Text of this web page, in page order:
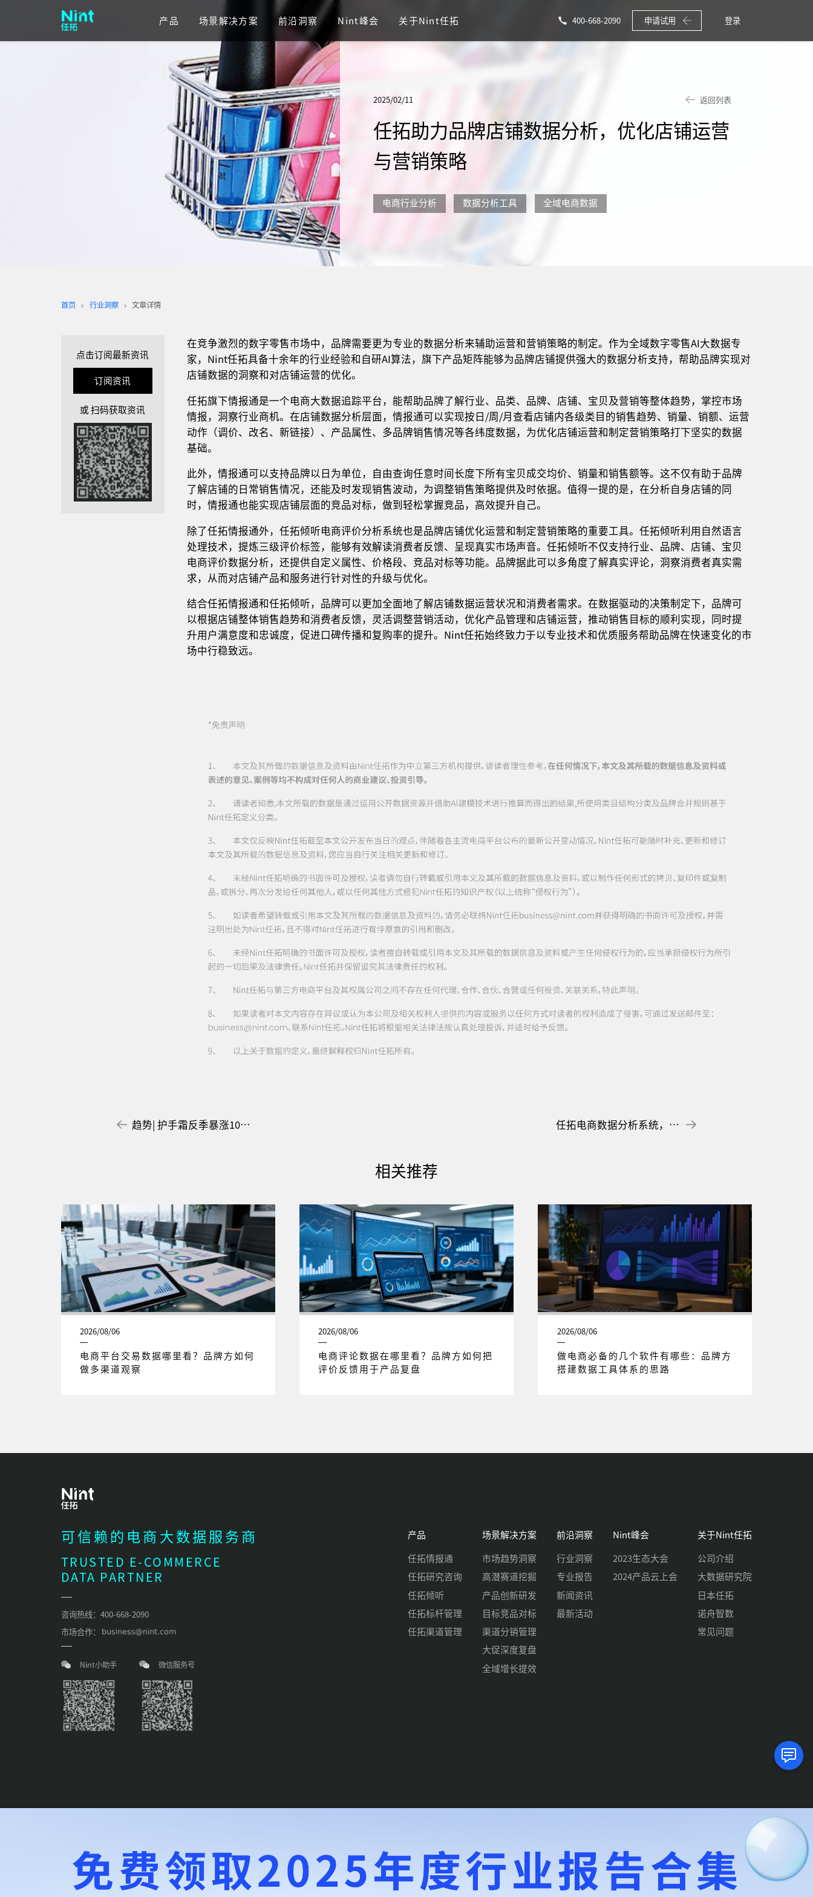
产品 场景解决方案 前沿洞察 Nint峰会 关于Nint任拓 400-668-2090 申请试用 登录
返回列表
2025/02/11
任拓助力品牌店铺数据分析，优化店铺运营
与营销策略
电商行业分析 数据分析工具 全域电商数据
首页 行业洞察 文章详情
点击订阅最新资讯
订阅资讯
或 扫码获取资讯
在竞争激烈的数字零售市场中，品牌需要更为专业的数据分析来辅助运营和营销策略的制定。作为全域数字零售AI大数据专
家，Nint任拓具备十余年的行业经验和自研AI算法，旗下产品矩阵能够为品牌店铺提供强大的数据分析支持，帮助品牌实现对
店铺数据的洞察和对店铺运营的优化。
任拓旗下情报通是一个电商大数据追踪平台，能帮助品牌了解行业、品类、品牌、店铺、宝贝及营销等整体趋势，掌控市场
情报，洞察行业商机。在店铺数据分析层面，情报通可以实现按日/周/月查看店铺内各级类目的销售趋势、销量、销额、运营
动作（调价、改名、新链接）、产品属性、多品牌销售情况等各纬度数据，为优化店铺运营和制定营销策略打下坚实的数据
基础。
此外，情报通可以支持品牌以日为单位，自由查询任意时间长度下所有宝贝成交均价、销量和销售额等。这不仅有助于品牌
了解店铺的日常销售情况，还能及时发现销售波动，为调整销售策略提供及时依据。值得一提的是，在分析自身店铺的同
时，情报通也能实现店铺层面的竞品对标，做到轻松掌握竞品，高效提升自己。
除了任拓情报通外，任拓倾听电商评价分析系统也是品牌店铺优化运营和制定营销策略的重要工具。任拓倾听利用自然语言
处理技术，提炼三级评价标签，能够有效解读消费者反馈、呈现真实市场声音。任拓倾听不仅支持行业、品牌、店铺、宝贝
电商评价数据分析，还提供自定义属性、价格段、竞品对标等功能。品牌据此可以多角度了解真实评论，洞察消费者真实需
求，从而对店铺产品和服务进行针对性的升级与优化。
结合任拓情报通和任拓倾听，品牌可以更加全面地了解店铺数据运营状况和消费者需求。在数据驱动的决策制定下，品牌可
以根据店铺整体销售趋势和消费者反馈，灵活调整营销活动，优化产品管理和店铺运营，推动销售目标的顺利实现，同时提
升用户满意度和忠诚度，促进口碑传播和复购率的提升。Nint任拓始终致力于以专业技术和优质服务帮助品牌在快速变化的市
场中行稳致远。
趋势| 护手霜反季暴涨10%，新的职场社交硬通货来了！ 任拓电商数据分析系统，全域标签“解密”产品场景
相关推荐
2026/08/06
电商平台交易数据哪里看？品牌方如何
做多渠道观察
2026/08/06
电商评论数据在哪里看？品牌方如何把
评价反馈用于产品复盘
2026/08/06
做电商必备的几个软件有哪些：品牌方
搭建数据工具体系的思路
可信赖的电商大数据服务商
TRUSTED E-COMMERCE
DATA PARTNER
咨询热线：400-668-2090
市场合作：
Nint小助手 微信服务号
产品
任拓情报通
任拓研究咨询
任拓倾听
任拓标杆管理
任拓渠道管理
场景解决方案
市场趋势洞察
高潜赛道挖掘
产品创新研发
目标竞品对标
渠道分销管理
大促深度复盘
全域增长提效
前沿洞察
行业洞察
专业报告
新闻资讯
最新活动
Nint峰会
2023生态大会
2024产品云上会
关于Nint任拓
公司介绍
大数据研究院
日本任拓
诺舟智数
常见问题
Copyright © NINT (SHANGHAI) CO. LTD. All Rights Reserved . 沪ICP备14010700号-6沪公网安备31010102008542号 隐私条款 服务条款